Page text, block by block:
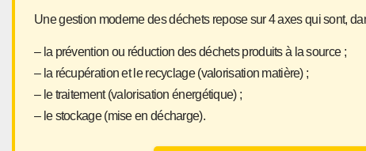
Une gestion moderne des déchets repose sur 4 axes qui sont,
– la prévention ou réduction des déchets produits à la source ;
– la récupération et le recyclage (valorisation matière) ;
– le traitement (valorisation énergétique) ;
– le stockage (mise en décharge).